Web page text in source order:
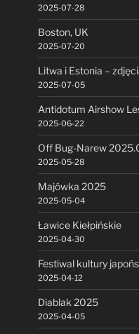
2025-07-28
Boston, UK
2025-07-20
Litwa i Estonia –
2025-07-05
Antidotum Airshow
2025-06-22
Off Bug-Narew
2025-05-28
Majówka 2025
2025-05-04
Ławice Kiełpińskie
2025-04-30
Festiwal kultury
2025-04-12
Diablak 2025
2025-04-05